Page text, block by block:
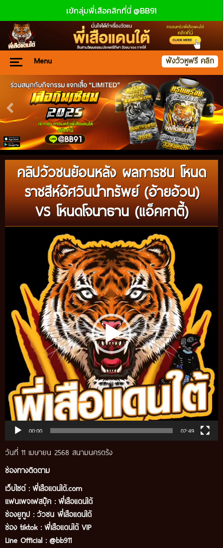
เข้กลุ่มพี่เสือคลิกที่นี่ @BB91
Menu ฟังวัวหูฟรี คลิก
คลิปวัวชนย้อนหลัง ผลการชน โหนด
ราชสีห์อัศวินนำทรัพย์ (อ้ายอ้วน)
VS โหนดโจนาธาน (แอ็คคาตี้)
00:00 02:49
วันที่ 11 เมษายน 2568 สนามนครตรัง
ช่องทางติดตาม
เว็บไซต์ : พี่เสือแดนใต้.com
แฟนเพจเฟสบุ๊ค : พี่เสือแดนใต้
ช่องยูทูป : วัวชน พี่เสือแดนใต้
ช่อง tiktok : พี่เสือแดนใต้ VIP
Line Official : @bb911